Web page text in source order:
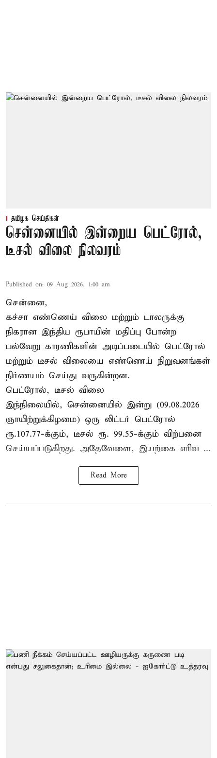
தமிழக செய்திகள்
சென்னையில் இன்றைய பெட்ரோல்,
டீசல் விலை நிலவரம்
Published on: 09 Aug 2026, 1:00 am
சென்னை,
கச்சா எண்ணெய் விலை மற்றும் டாலருக்கு
நிகரான இந்திய ரூபாயின் மதிப்பு போன்ற
பல்வேறு காரணிகளின் அடிப்படையில் பெட்ரோல்
மற்றும் டீசல் விலையை எண்ணெய் நிறுவனங்கள்
நிர்ணயம் செய்து வருகின்றன.
பெட்ரோல், டீசல் விலை
இந்நிலையில், சென்னையில் இன்று (09.08.2026
ஞாயிற்றுக்கிழமை) ஒரு லிட்டர் பெட்ரோல்
ரூ.107.77-க்கும், டீசல் ரூ. 99.55-க்கும் விற்பனை
செய்யப்படுகிறது. அதேவேளை, இயற்கை எரிவ ...
Read More